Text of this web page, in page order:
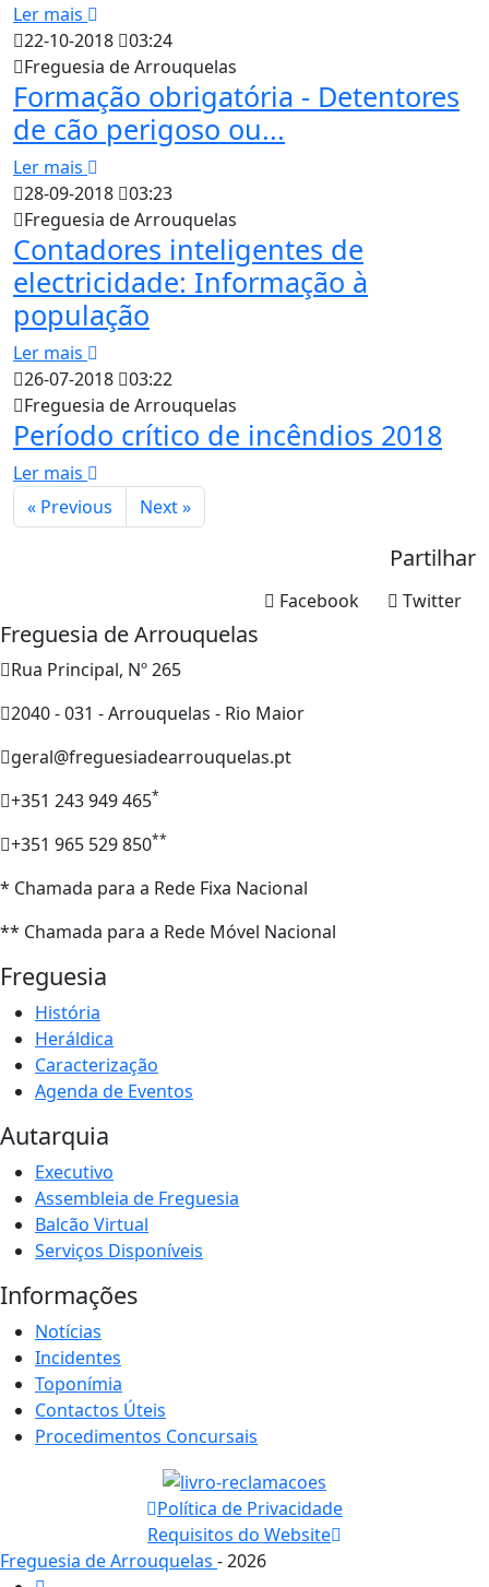
Ler mais
22-10-2018
03:24
Freguesia de Arrouquelas
Formação obrigatória - Detentores
de cão perigoso ou...
Ler mais
28-09-2018
03:23
Freguesia de Arrouquelas
Contadores inteligentes de
electricidade: Informação à
população
Ler mais
26-07-2018
03:22
Freguesia de Arrouquelas
Período crítico de incêndios 2018
Ler mais
« Previous
Next »
Partilhar
Twitter
Facebook
Freguesia de Arrouquelas
Rua Principal, Nº 265
2040 - 031 - Arrouquelas - Rio Maior
geral@freguesiadearrouquelas.pt
+351 243 949 465*
+351 965 529 850**
* Chamada para a Rede Fixa Nacional
** Chamada para a Rede Móvel Nacional
Freguesia
História
Heráldica
Caracterização
Agenda de Eventos
Autarquia
Executivo
Assembleia de Freguesia
Balcão Virtual
Serviços Disponíveis
Informações
Notícias
Incidentes
Toponímia
Contactos Úteis
Procedimentos Concursais
Política de Privacidade
Requisitos do Website
Freguesia de Arrouquelas - 2026